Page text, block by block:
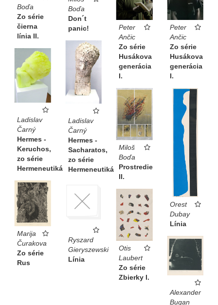
Boďa
Zo série
čierna
línia II.
Boďa
Don´t
panic!
Peter
Ančic
Zo série
Husákova
generácia
I.
Peter
Ančic
Zo série
Husákova
generácia
I.
Ladislav
Čarný
Hermes -
Sacharatos,
zo série
Hermeneutiká
Ladislav
Čarný
Hermes -
Keruchos,
zo série
Hermeneutiká
Miloš
Boďa
Prostredie
II.
Orest
Dubay
Línia
Marija
Čurakova
Zo série
Rus
Ryszard
Gieryszewski
Línia
Otis
Laubert
Zo série
Zbierky I.
Alexander
Bugan